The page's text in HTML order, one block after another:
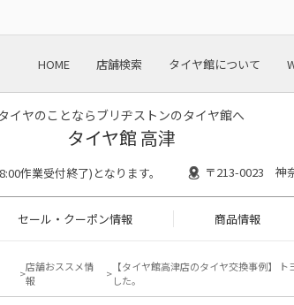
HOME 店舗検索 タイヤ館について
イヤのことならブリヂストンのタイヤ館へ
タイヤ館 高津
作業受付終了)となります。 〒213-0023 神
セール・クーポン情報 商品情報
店舗おススメ情
報
【タイヤ館高津店のタイヤ交換事例】
した。